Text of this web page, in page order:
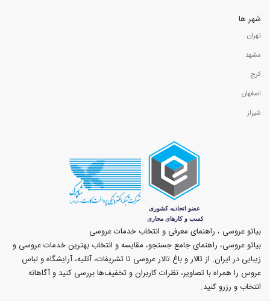
شهر ها
تهران
مشهد
کرج
اصفهان
شیراز
بیاتو عروسی ، راهنمای معرفی و انتخاب خدمات عروسی
بیاتو عروسی، راهنمای جامع جستجو، مقایسه و انتخاب بهترین خدمات عروسی و
زیبایی در ایران. از تالار و باغ تالار عروسی تا تشریفات، آتلیه، آرایشگاه و لباس
عروس را همراه با تصاویر، نظرات کاربران و تخفیف‌ها بررسی کنید و آگاهانه
انتخاب و رزرو کنید.